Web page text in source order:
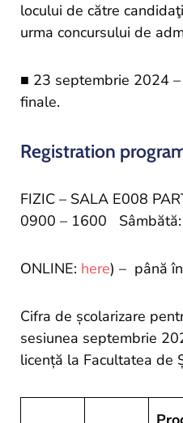
locului de către
urma concursului de
■ 23 septembrie 2024
finale.
Registration
FIZIC – SALA E008
0900 – 1600
ONLINE: here) – până
Cifra de școlarizare
sesiunea septembrie
licență la Facultatea de